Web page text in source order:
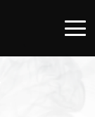
About